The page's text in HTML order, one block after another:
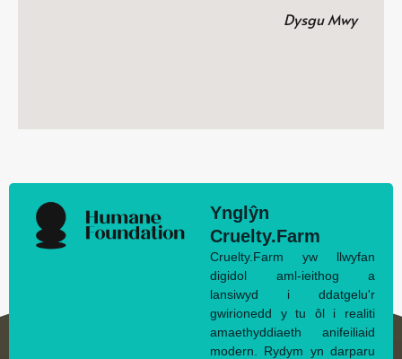
Dysgu Mwy
Ynglŷn
Cruelty.Farm
Cruelty.Farm yw llwyfan
digidol aml-ieithog a
lansiwyd i ddatgelu'r
gwirionedd y tu ôl i realiti
amaethyddiaeth anifeiliaid
modern. Rydym yn darparu